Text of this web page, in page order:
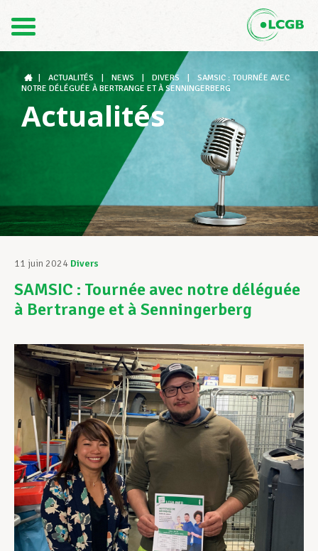
DE
Le LCGB
Structures syndicales
Assistance au Travail
Vos droits
Assistance en vie privée
Développement professionnel
Devenir Membre
Actualités
ACTUALITÉS NEWS DIVERS
SAMSIC : TOURNÉE AVEC
NOTRE DÉLÉGUÉE À BERTRANGE ET À SENNINGERBERG
Actualités
11 juin 2024 Divers
SAMSIC : Tournée avec notre déléguée
à Bertrange et à Senningerberg